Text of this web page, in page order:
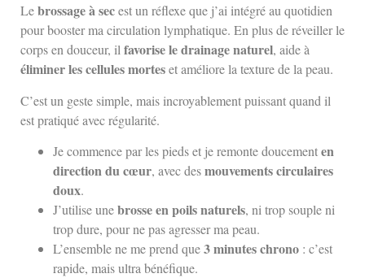
Lebrossage à secest un réflexe que j’ai intégré au quotidien
pour booster ma circulation lymphatique. En plus de réveiller le
corps en douceur, ilfavorise le drainage naturel, aide à
éliminer les cellules morteset améliore la texture de la peau.
C’est un geste simple, mais incroyablement puissant quand il
est pratiqué avec régularité.
Je commence par les pieds et je remonte doucementen
direction du cœur, avec desmouvements circulaires
doux.
J’utilise unebrosse en poils naturels, ni trop souple ni
trop dure, pour ne pas agresser ma peau.
L’ensemble ne me prend que3 minutes chrono : c’est
rapide, mais ultra bénéfique.